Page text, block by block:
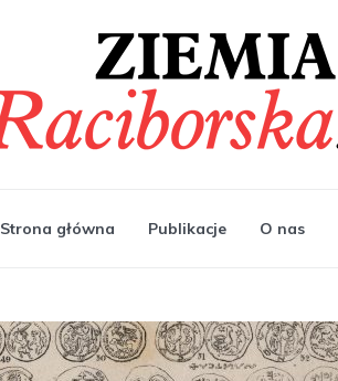
Strona główna Publikacje O nas